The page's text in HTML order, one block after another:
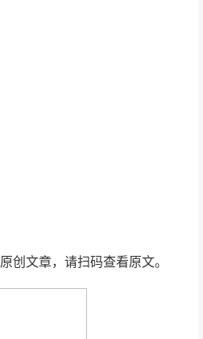
原创文章，请扫码查看原文。